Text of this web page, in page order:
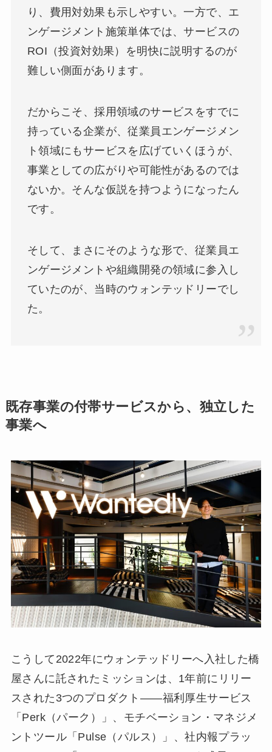
り、費用対効果も示しやすい。一方で、エ
ンゲージメント施策単体では、サービスの
ROI（投資対効果）を明快に説明するのが
難しい側面があります。
だからこそ、採用領域のサービスをすでに
持っている企業が、従業員エンゲージメン
ト領域にもサービスを広げていくほうが、
事業としての広がりや可能性があるのでは
ないか。そんな仮説を持つようになったん
です。
そして、まさにそのような形で、従業員エ
ンゲージメントや組織開発の領域に参入し
ていたのが、当時のウォンテッドリーでし
た。
既存事業の付帯サービスから、独立した
事業へ
こうして2022年にウォンテッドリーへ入社した橋
屋さんに託されたミッションは、1年前にリリー
スされた3つのプロダクト――福利厚生サービス
「Perk（パーク）」、モチベーション・マネジメ
ントツール「Pulse（パルス）」、社内報プラッ